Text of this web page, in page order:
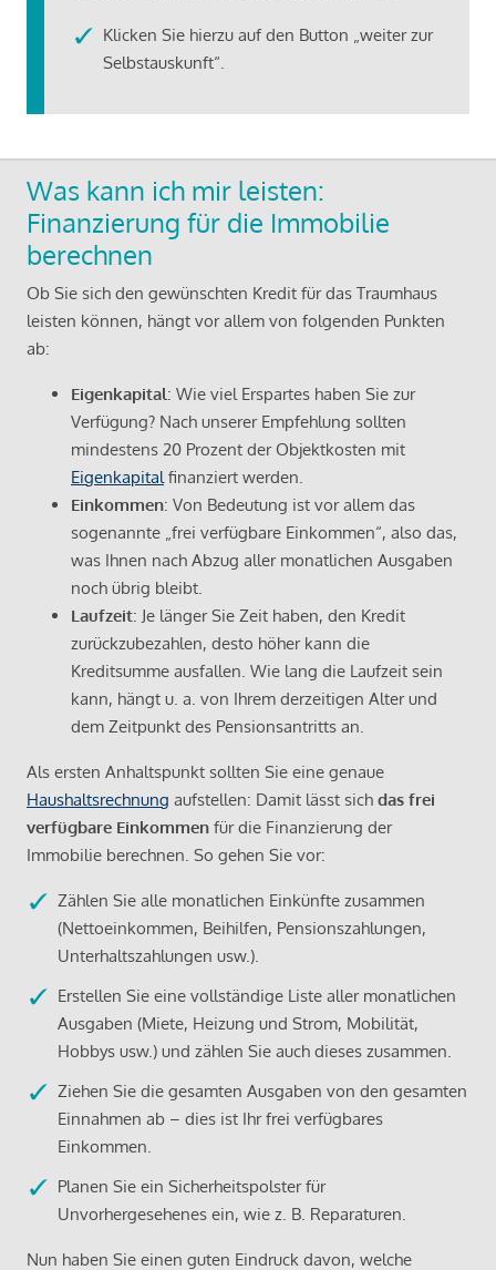
Klicken Sie hierzu auf den Button „weiter zur
Selbstauskunft“.
Was kann ich mir leisten:
Finanzierung für die Immobilie
berechnen
Ob Sie sich den gewünschten Kredit für das Traumhaus
leisten können, hängt vor allem von folgenden Punkten
ab:
Eigenkapital: Wie viel Erspartes haben Sie zur
Verfügung? Nach unserer Empfehlung sollten
mindestens 20 Prozent der Objektkosten mit
Eigenkapital finanziert werden.
Einkommen: Von Bedeutung ist vor allem das
sogenannte „frei verfügbare Einkommen“, also das,
was Ihnen nach Abzug aller monatlichen Ausgaben
noch übrig bleibt.
Laufzeit: Je länger Sie Zeit haben, den Kredit
zurückzubezahlen, desto höher kann die
Kreditsumme ausfallen. Wie lang die Laufzeit sein
kann, hängt u. a. von Ihrem derzeitigen Alter und
dem Zeitpunkt des Pensionsantritts an.
Als ersten Anhaltspunkt sollten Sie eine genaue
Haushaltsrechnung aufstellen: Damit lässt sich das frei
verfügbare Einkommen für die Finanzierung der
Immobilie berechnen. So gehen Sie vor:
Zählen Sie alle monatlichen Einkünfte zusammen
(Nettoeinkommen, Beihilfen, Pensionszahlungen,
Unterhaltszahlungen usw.).
Erstellen Sie eine vollständige Liste aller monatlichen
Ausgaben (Miete, Heizung und Strom, Mobilität,
Hobbys usw.) und zählen Sie auch dieses zusammen.
Ziehen Sie die gesamten Ausgaben von den gesamten
Einnahmen ab – dies ist Ihr frei verfügbares
Einkommen.
Planen Sie ein Sicherheitspolster für
Unvorhergesehenes ein, wie z. B. Reparaturen.
Nun haben Sie einen guten Eindruck davon, welche